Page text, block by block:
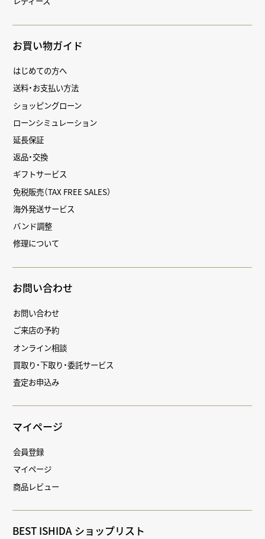
お買い物ガイド
はじめての方へ
送料・お支払い方法
ショッピングローン
ローンシミュレーション
延長保証
返品・交換
ギフトサービス
免税販売（TAX FREE SALES）
海外発送サービス
バンド調整
修理について
お問い合わせ
お問い合わせ
ご来店の予約
オンライン相談
買取り・下取り・委託サービス
査定お申込み
マイページ
会員登録
マイページ
商品レビュー
BEST ISHIDA ショップリスト